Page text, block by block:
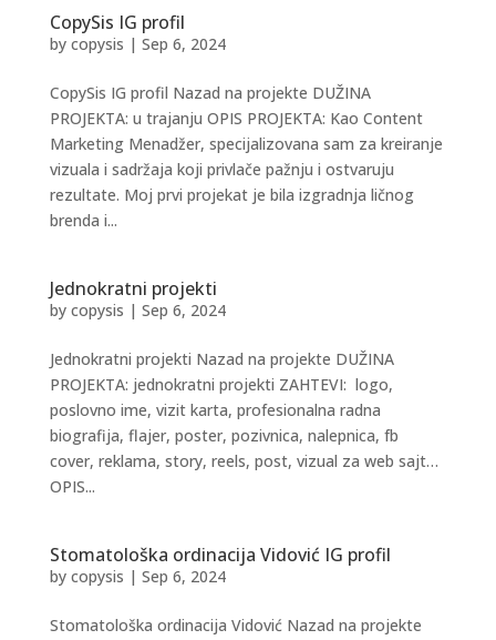
CopySis IG profil
by copysis | Sep 6, 2024
CopySis IG profil Nazad na projekte DUŽINA
PROJEKTA: u trajanju OPIS PROJEKTA: Kao Content
Marketing Menadžer, specijalizovana sam za kreiranje
vizuala i sadržaja koji privlače pažnju i ostvaruju
rezultate. Moj prvi projekat je bila izgradnja ličnog
brenda i...
Jednokratni projekti
by copysis | Sep 6, 2024
Jednokratni projekti Nazad na projekte DUŽINA
PROJEKTA: jednokratni projekti ZAHTEVI: logo,
poslovno ime, vizit karta, profesionalna radna
biografija, flajer, poster, pozivnica, nalepnica, fb
cover, reklama, story, reels, post, vizual za web sajt…
OPIS...
Stomatološka ordinacija Vidović IG profil
by copysis | Sep 6, 2024
Stomatološka ordinacija Vidović Nazad na projekte